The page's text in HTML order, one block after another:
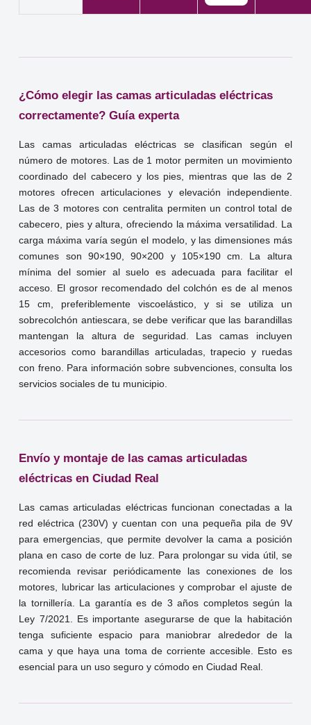
¿Cómo elegir las camas articuladas eléctricas
correctamente? Guía experta
Las camas articuladas eléctricas se clasifican según el
número de motores. Las de 1 motor permiten un movimiento
coordinado del cabecero y los pies, mientras que las de 2
motores ofrecen articulaciones y elevación independiente.
Las de 3 motores con centralita permiten un control total de
cabecero, pies y altura, ofreciendo la máxima versatilidad. La
carga máxima varía según el modelo, y las dimensiones más
comunes son 90×190, 90×200 y 105×190 cm. La altura
mínima del somier al suelo es adecuada para facilitar el
acceso. El grosor recomendado del colchón es de al menos
15 cm, preferiblemente viscoelástico, y si se utiliza un
sobrecolchón antiescara, se debe verificar que las barandillas
mantengan la altura de seguridad. Las camas incluyen
accesorios como barandillas articuladas, trapecio y ruedas
con freno. Para información sobre subvenciones, consulta los
servicios sociales de tu municipio.
Envío y montaje de las camas articuladas
eléctricas en Ciudad Real
Las camas articuladas eléctricas funcionan conectadas a la
red eléctrica (230V) y cuentan con una pequeña pila de 9V
para emergencias, que permite devolver la cama a posición
plana en caso de corte de luz. Para prolongar su vida útil, se
recomienda revisar periódicamente las conexiones de los
motores, lubricar las articulaciones y comprobar el ajuste de
la tornillería. La garantía es de 3 años completos según la
Ley 7/2021. Es importante asegurarse de que la habitación
tenga suficiente espacio para maniobrar alrededor de la
cama y que haya una toma de corriente accesible. Esto es
esencial para un uso seguro y cómodo en Ciudad Real.